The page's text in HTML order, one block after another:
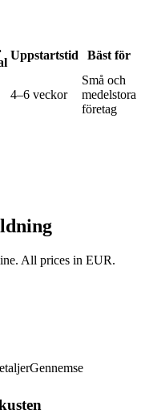
Uppstartstid Bäst för
4–6 veckor
Små och
medelstora
företag
All prices in EUR.
Gennemse